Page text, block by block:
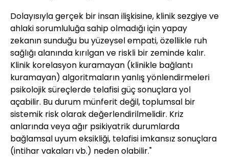
Dolayısıyla gerçek bir insan ilişkisine, klinik sezgiye ve
ahlaki sorumluluğa sahip olmadığı için yapay
zekanın sunduğu bu yüzeysel empati, özellikle ruh
sağlığı alanında kırılgan ve riskli bir zeminde kalır.
Klinik korelasyon kuramayan (klinikle bağlantı
kuramayan) algoritmaların yanlış yönlendirmeleri
psikolojik süreçlerde telafisi güç sonuçlara yol
açabilir. Bu durum münferit değil, toplumsal bir
sistemik risk olarak değerlendirilmelidir. Kriz
anlarında veya ağır psikiyatrik durumlarda
bağlamsal uyum eksikliği, telafisi imkansız sonuçlara
(intihar vakaları vb.) neden olabilir."